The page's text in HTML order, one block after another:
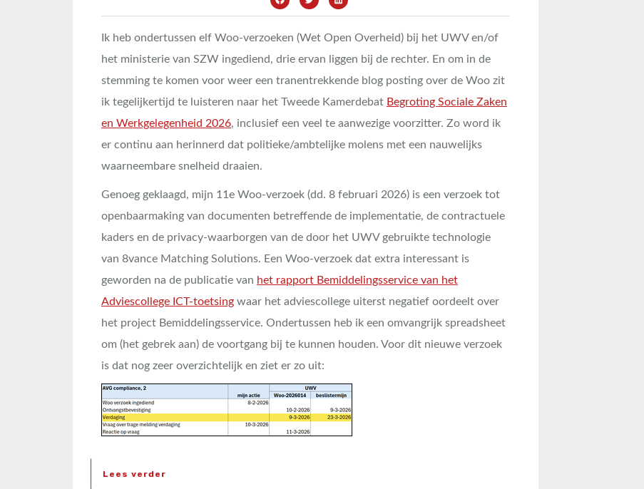
Ik heb ondertussen elf Woo-verzoeken (Wet Open Overheid) bij het UWV en/of
het ministerie van SZW ingediend, drie ervan liggen bij de rechter. En om in de
stemming te komen voor weer een tranentrekkende blog posting over de Woo zit
ik tegelijkertijd te luisteren naar het Tweede Kamerdebat Begroting Sociale Zaken
en Werkgelegenheid 2026, inclusief een veel te aanwezige voorzitter. Zo word ik
er continu aan herinnerd dat politieke/ambtelijke molens met een nauwelijks
waarneembare snelheid draaien.
Genoeg geklaagd, mijn 11e Woo-verzoek (dd. 8 februari 2026) is een verzoek tot
openbaarmaking van documenten betreffende de implementatie, de contractuele
kaders en de privacy-waarborgen van de door het UWV gebruikte technologie
van 8vance Matching Solutions. Een Woo-verzoek dat extra interessant is
geworden na de publicatie van het rapport Bemiddelingsservice van het
Adviescollege ICT-toetsing waar het adviescollege uiterst negatief oordeelt over
het project Bemiddelingsservice. Ondertussen heb ik een omvangrijk spreadsheet
om (het gebrek aan) de voortgang bij te kunnen houden. Voor dit nieuwe verzoek
is dat nog zeer overzichtelijk en ziet er zo uit:
Lees verder